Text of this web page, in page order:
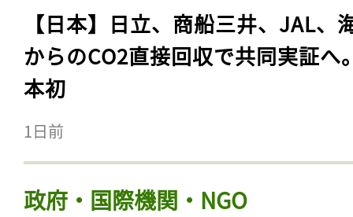
【日本】日立、商船三井、JAL、
からのCO2直接回収で共同実証へ
本初
1日前
政府・国際機関・NGO